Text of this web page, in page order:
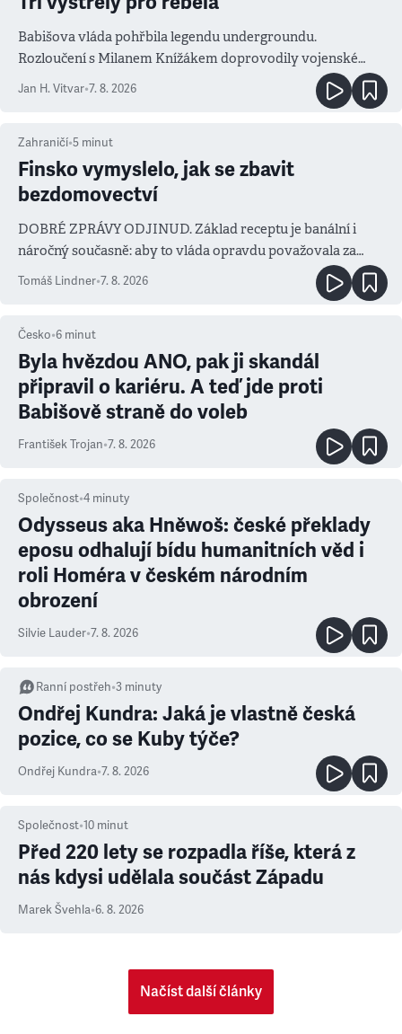
Babišova vláda pohřbila legendu undergroundu.
Rozloučení s Milanem Knížákem doprovodily vojenské
salvy i kritika pokrokářů
Jan H. Vitvar•7. 8. 2026
Zahraničí•5 minut
Finsko vymyslelo, jak se zbavit
bezdomovectví
DOBRÉ ZPRÁVY ODJINUD. Základ receptu je banální i
náročný současně: aby to vláda opravdu považovala za
prioritu
Tomáš Lindner•7. 8. 2026
Česko•6 minut
Byla hvězdou ANO, pak ji skandál
připravil o kariéru. A teď jde proti
Babišově straně do voleb
František Trojan•7. 8. 2026
Společnost•4 minuty
Odysseus aka Hněwoš: české překlady
eposu odhalují bídu humanitních věd i
roli Homéra v českém národním
obrození
Silvie Lauder•7. 8. 2026
Ranní postřeh•3 minuty
Ondřej Kundra: Jaká je vlastně česká
pozice, co se Kuby týče?
Ondřej Kundra•7. 8. 2026
Společnost•10 minut
Před 220 lety se rozpadla říše, která z
nás kdysi udělala součást Západu
Marek Švehla•6. 8. 2026
Načíst další články